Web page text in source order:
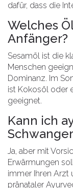
dafür, dass die
Welches
Anfänger?
Sesamöl ist die
Menschen
Dominanz. Im
ist Kokosöl oder
geeignet.
Kann ich
Ja, aber mit
Erwärmungen
immer Ihren Arzt
pränataler